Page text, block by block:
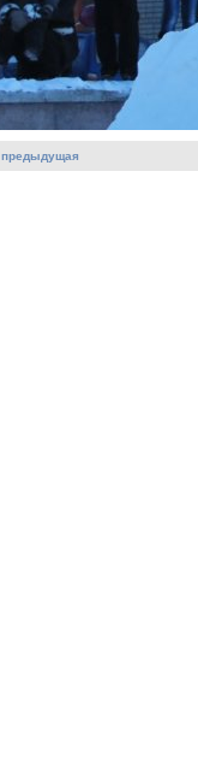
предыдущая